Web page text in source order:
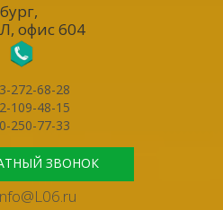
,
офис 604
272-68-28
109-48-15
250-77-33
ЗВОНОК